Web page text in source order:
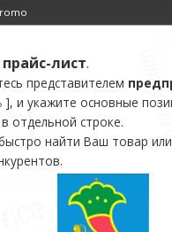
прайс-лист.
представителем
], и укажите основные
отдельной строке.
найти Ваш товар или